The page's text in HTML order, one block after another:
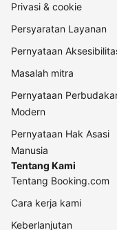
Privasi & cookie
Persyaratan Layanan
Pernyataan
Masalah mitra
Pernyataan
Modern
Pernyataan Hak Asasi
Manusia
Tentang Kami
Tentang Booking.com
Cara kerja kami
Keberlanjutan